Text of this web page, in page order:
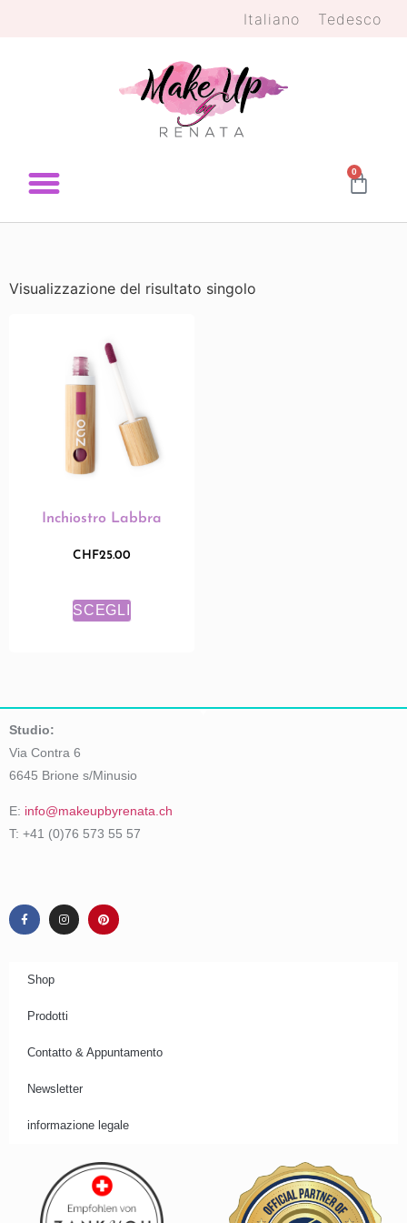
Italiano Tedesco
0
Visualizzazione del risultato singolo
Inchiostro Labbra
CHF25.00
SCEGLI
Studio:
Via Contra 6
6645 Brione s/Minusio
E: info@makeupbyrenata.ch
T: +41 (0)76 573 55 57
Shop
Prodotti
Contatto & Appuntamento
Newsletter
informazione legale